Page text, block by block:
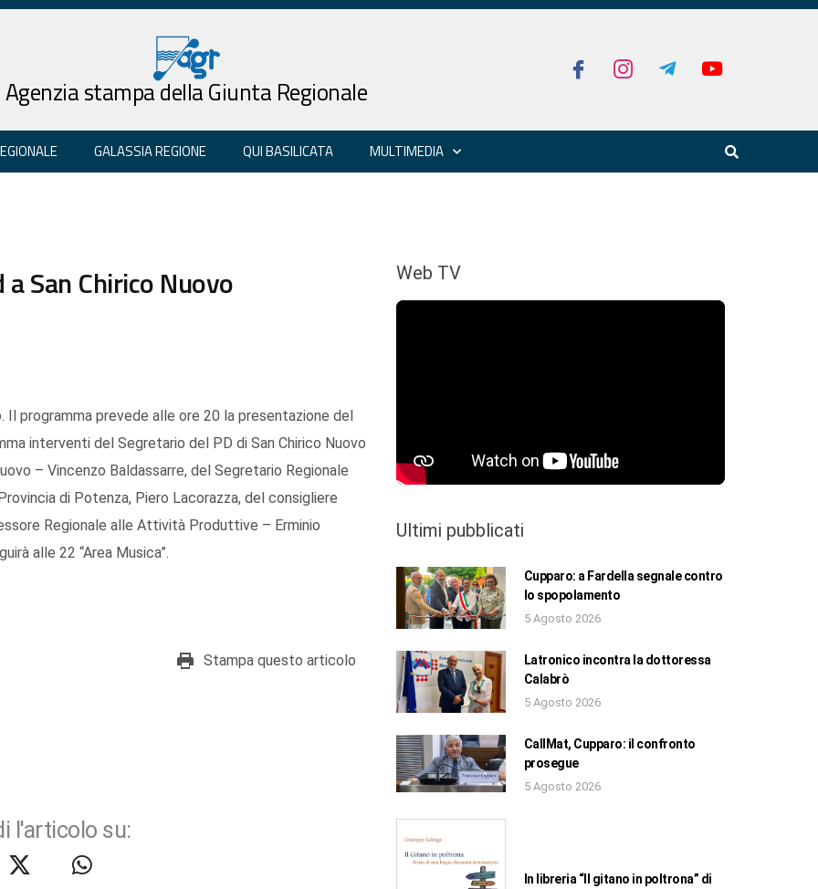
Agenzia stampa della Giunta Regionale
GALASSIA REGIONE QUI BASILICATA MULTIMEDIA
San Chirico Nuovo
Il programma prevede alle ore 20 la presentazione del
interventi del Segretario del PD di San Chirico Nuovo
– Vincenzo Baldassarre, del Segretario Regionale
di Potenza, Piero Lacorazza, del consigliere
Regionale alle Attività Produttive – Erminio
alle 22 “Area Musica”.
Stampa questo articolo
l'articolo su:
Web TV
Ultimi pubblicati
Cupparo: a Fardella segnale contro
lo spopolamento
5 Agosto 2026
Latronico incontra la dottoressa
Calabrò
5 Agosto 2026
CallMat, Cupparo: il confronto
prosegue
5 Agosto 2026
In libreria “Il gitano in poltrona” di